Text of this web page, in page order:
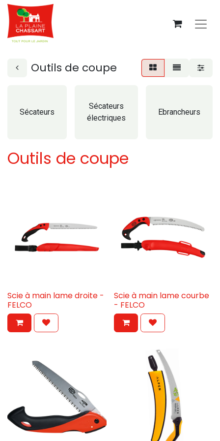
Outils de coupe
Sécateurs
Sécateurs
électriques
Ebrancheurs
Outils de coupe
Scie à main lame droite -
FELCO
Scie à main lame courbe
- FELCO